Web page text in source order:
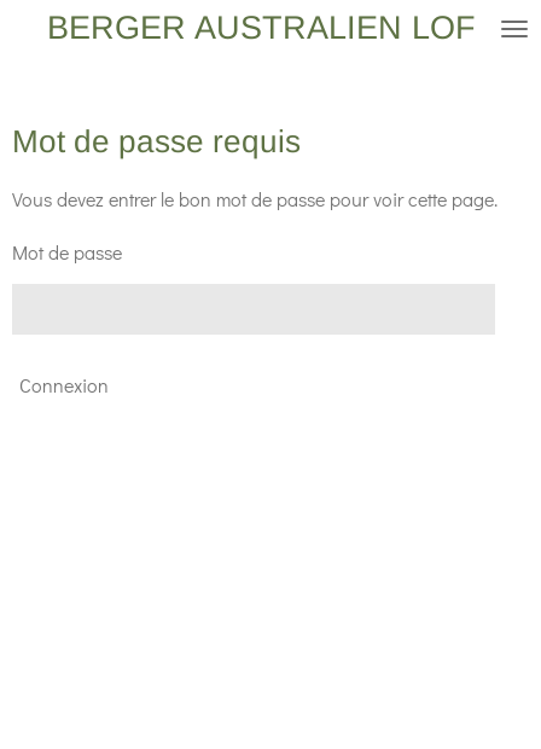
Passer
principal
BERGER AUSTRALIEN LOF
Mot de passe requis
Vous devez entrer le bon mot de passe pour voir cette page.
Mot de passe
Connexion